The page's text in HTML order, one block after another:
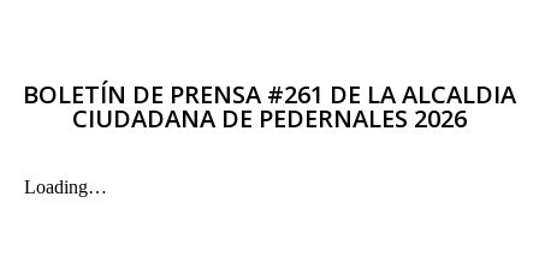
BOLETÍN DE PRENSA #261 DE LA ALCALDIA
CIUDADANA DE PEDERNALES 2026